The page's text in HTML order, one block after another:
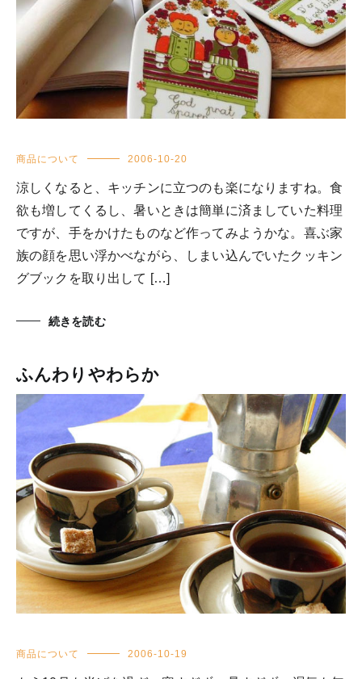
商品について 2006-10-20
涼しくなると、キッチンに立つのも楽になりますね。食
欲も増してくるし、暑いときは簡単に済ましていた料理
ですが、手をかけたものなど作ってみようかな。喜ぶ家
族の顔を思い浮かべながら、しまい込んでいたクッキン
グブックを取り出して […]
続きを読む
ふんわりやわらか
商品について 2006-10-19